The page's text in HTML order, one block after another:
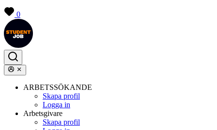
0
ARBETSSÖKANDE
Skapa profil
Logga in
Arbetsgivare
Skapa profil